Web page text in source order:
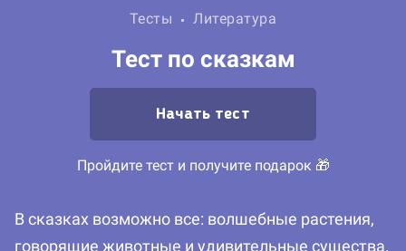
Тесты Литература
Тест по сказкам
Начать тест
Пройдите тест и получите подарок 🎁
В сказках возможно все: волшебные растения,
говорящие животные и удивительные существа.